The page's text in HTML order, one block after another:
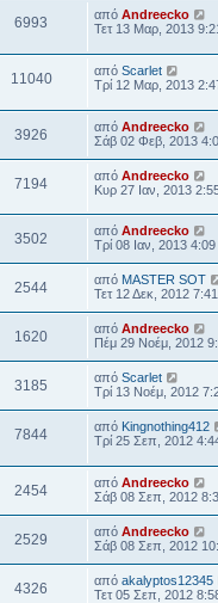
6993 από Andreecko
Τετ 13 Μαρ, 2013
11040 από Scarlet
Τρί 12 Μαρ, 2013
3926 από Andreecko
Σάβ 02 Φεβ, 2013
7194 από Andreecko
Κυρ 27 Ιαν, 2013
3502 από Andreecko
Τρί 08 Ιαν, 2013
2544 από MASTER SOT
Τετ 12 Δεκ, 2012
1620 από Andreecko
Πέμ 29 Νοέμ, 2012
3185 από Scarlet
Τρί 13 Νοέμ, 2012
7844 από Kingnothing412
Τρί 25 Σεπ, 2012
2454 από Andreecko
Σάβ 08 Σεπ, 2012
2529 από Andreecko
Σάβ 08 Σεπ, 2012
4326 από akalyptos12345
Τετ 05 Σεπ, 2012